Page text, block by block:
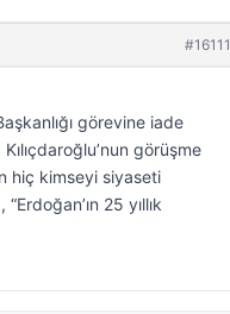
#16111
görevine iade
görüşme
hiç kimseyi siyaseti
25 yıllık